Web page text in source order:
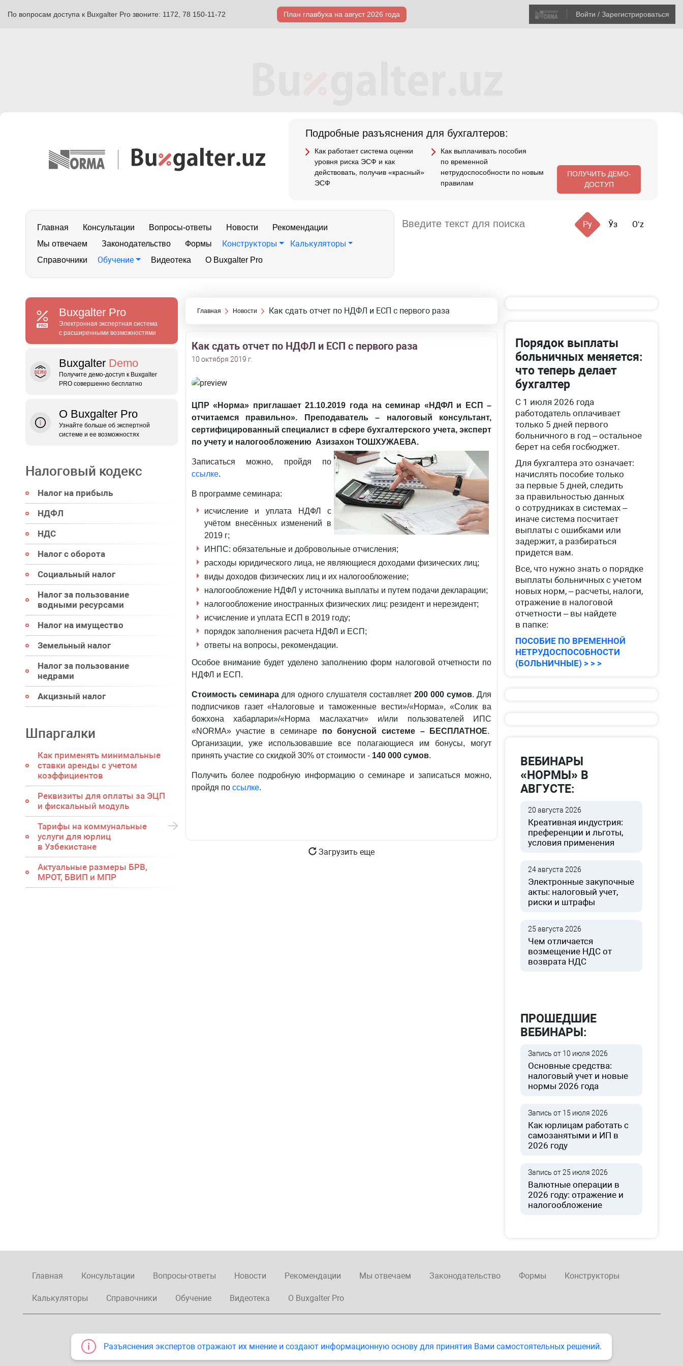
По вопросам доступа к Buxgalter Pro звоните: 1172, 78 150-11-72 План главбуха на август 2026 года Войти / Зарегистрироваться
Подробные разъяснения для бухгалтеров:
Как работает система оценки
уровня риска ЭСФ и как
действовать, получив «красный»
ЭСФ
Как выплачивать пособия
по временной
нетрудоспособности по новым
правилам
ПОЛУЧИТЬ ДЕМО-
ДОСТУП
Главная Консультации Вопросы-ответы Новости
Рекомендации
Мы отвечаем
Законодательство Формы Конструкторы Калькуляторы
Справочники Обучение Видеотека О Buxgalter Pro
Ру Ўз Oʻz
Buxgalter Pro
Электронная экспертная система
с расширенными возможностями
Buxgalter Demo
Получите демо‑доступ к Buxgalter
PRO совершенно бесплатно
О Buxgalter Pro
Узнайте больше об экспертной
системе и ее возможностях
Налоговый кодекс
Налог на прибыль
НДФЛ
НДС
Налог с оборота
Социальный налог
Налог за пользование
водными ресурсами
Налог на имущество
Земельный налог
Налог за пользование
недрами
Акцизный налог
Шпаргалки
Как применять минимальные
ставки аренды с учетом
коэффициентов
Реквизиты для оплаты за ЭЦП
и фискальный модуль
Тарифы на коммунальные
услуги для юрлиц
в Узбекистане
Актуальные размеры БРВ,
МРОТ, БВИП и МПР
Главная Новости Как сдать отчет по НДФЛ и ЕСП с первого раза
Как сдать отчет по НДФЛ и ЕСП с первого раза
10 октября 2019 г.
ЦПР «Норма» приглашает 21.10.2019 года на семинар «НДФЛ и ЕСП –
отчитаемся правильно». Преподаватель – налоговый консультант,
сертифицированный специалист в сфере бухгалтерского учета, эксперт
по учету и налогообложению Азизахон ТОШХУЖАЕВА.
Записаться можно, пройдя по
ссылке.
В программе семинара:
исчисление и уплата НДФЛ с
учётом внесённых изменений в
2019 г;
ИНПС: обязательные и добровольные отчисления;
расходы юридического лица, не являющиеся доходами физических лиц;
виды доходов физических лиц и их налогообложение;
налогообложение НДФЛ у источника выплаты и путем подачи декларации;
налогообложение иностранных физических лиц: резидент и нерезидент;
исчисление и уплата ЕСП в 2019 году;
порядок заполнения расчета НДФЛ и ЕСП;
ответы на вопросы, рекомендации.
Особое внимание будет уделено заполнению форм налоговой отчетности по
НДФЛ и ЕСП.
Стоимость семинарадля одного слушателя составляет200 000 сумов. Для
подписчиков газет «Налоговые и таможенные вести»/«Норма», «Солик ва
божхона хабарлари»/«Норма маслахатчи» и/или пользователей ИПС
«NORMA» участие в семинаре по бонусной системе – БЕСПЛАТНОЕ.
Организации, уже использовавшие все полагающиеся им бонусы, могут
принять участие со скидкой 30% от стоимости - 140 000 сумов.
Получить более подробную информацию о семинаре и записаться можно,
пройдя по ссылке.
Загрузить еще
Порядок выплаты
больничных меняется:
что теперь делает
бухгалтер
С 1 июля 2026 года
работодатель оплачивает
только 5 дней первого
больничного в год – остальное
берет на себя госбюджет.
Для бухгалтера это означает:
начислять пособие только
за первые 5 дней, следить
за правильностью данных
о сотрудниках в системах –
иначе система посчитает
выплаты с ошибками или
задержит, а разбираться
придется вам.
Все, что нужно знать о порядке
выплаты больничных с учетом
новых норм, – расчеты, налоги,
отражение в налоговой
отчетности – вы найдете
в папке:
ПОСОБИЕ ПО ВРЕМЕННОЙ
НЕТРУДОСПОСОБНОСТИ
(БОЛЬНИЧНЫЕ) > > >
ВЕБИНАРЫ
«НОРМЫ» В
АВГУСТЕ:
20 августа 2026
Креативная индустрия:
преференции и льготы,
условия применения
24 августа 2026
Электронные закупочные
акты: налоговый учет,
риски и штрафы
25 августа 2026
Чем отличается
возмещение НДС от
возврата НДС
ПРОШЕДШИЕ
ВЕБИНАРЫ:
Запись от 10 июля 2026
Основные средства:
налоговый учет и новые
нормы 2026 года
Запись от 15 июля 2026
Как юрлицам работать с
самозанятыми и ИП в
2026 году
Запись от 25 июля 2026
Валютные операции в
2026 году: отражение и
налогообложение
Главная Консультации Вопросы-ответы Новости Рекомендации Мы отвечаем Законодательство Формы Конструкторы
Калькуляторы Справочники Обучение Видеотека О Buxgalter Pro
Разъяснения экспертов отражают их мнение и создают информационную основу для принятия Вами самостоятельных решений.